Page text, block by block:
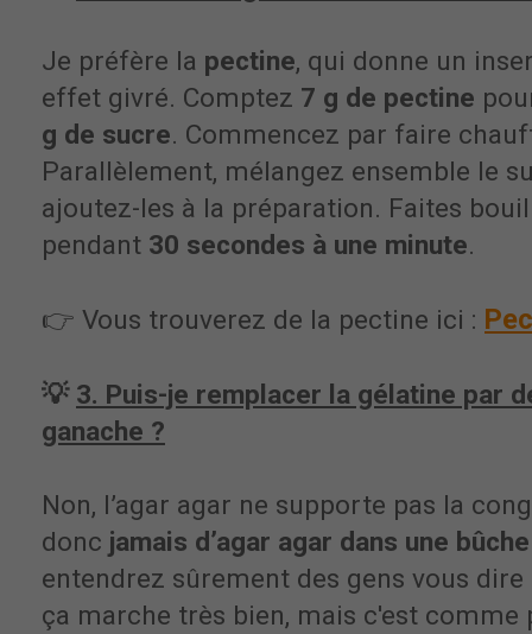
Je préfère la pectine, qui donne un
effet givré. Comptez 7 g de pectine
g de sucre. Commencez par faire
Parallèlement, mélangez ensemble le
ajoutez-les à la préparation. Faites
pendant 30 secondes à une minute.
👉 Vous trouverez de la pectine ici :
💡 3. Puis-je remplacer la gélatine par
ganache ?
Non, l’agar agar ne supporte pas la
donc jamais d’agar agar dans une
entendrez sûrement des gens vous
ça marche très bien, mais c'est comme